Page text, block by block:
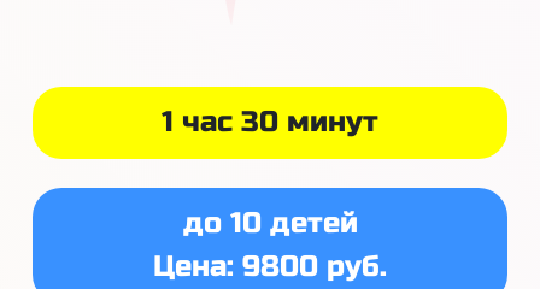
1 час 30 минут
до 10 детей
Цена: 9800 руб.